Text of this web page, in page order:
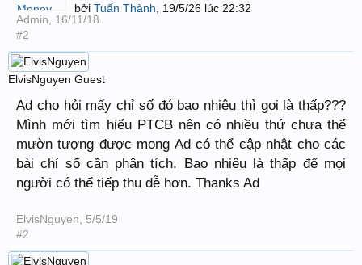
bởi Tuấn Thành
19/5/26 lúc 22:32
Admin
16/11/18
#2
ElvisNguyen Guest
Ad cho hỏi mấy chỉ số đó bao nhiêu thì gọi là thấp???
Mình mới tìm hiểu PTCB nên có nhiều thứ chưa thể
mườn tượng được mong Ad có thể cập nhật cho các
bài chỉ số cần phân tích. Bao nhiêu là thấp để mọi
người có thể tiếp thu dễ hơn. Thanks Ad
ElvisNguyen
5/5/19
#2